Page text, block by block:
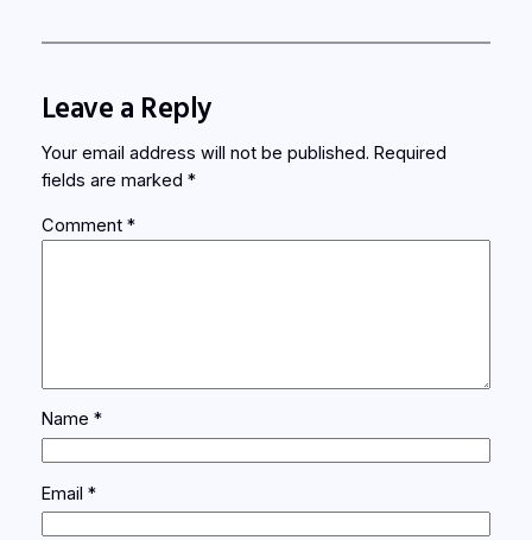
Leave a Reply
Your email address will not be published. Required
fields are marked *
Comment *
Name *
Email *